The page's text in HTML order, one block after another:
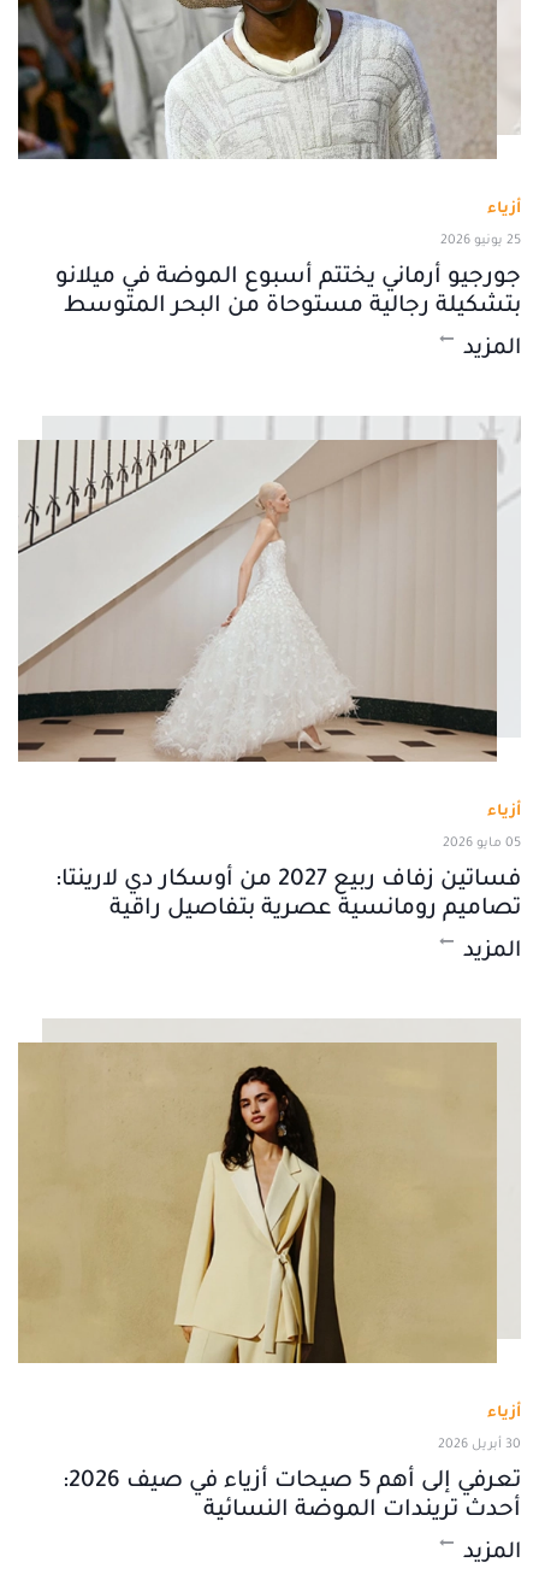
أزياء
25 يونيو 2026
جورجيو أرماني يختتم أسبوع الموضة في ميلانو
بتشكيلة رجالية مستوحاة من البحر المتوسط
المزيد
أزياء
05 مايو 2026
فساتين زفاف ربيع 2027 من أوسكار دي لارينتا:
تصاميم رومانسية عصرية بتفاصيل راقية
المزيد
أزياء
30 أبريل 2026
تعرفي إلى أهم 5 صيحات أزياء في صيف 2026:
أحدث تريندات الموضة النسائية
المزيد